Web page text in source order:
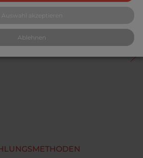
Ablehnen
Auswahl akzeptieren